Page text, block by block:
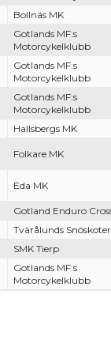
Bollnäs MK
Gotlands MF:s
Motorcykelklubb
Gotlands MF:s
Motorcykelklubb
Gotlands MF:s
Motorcykelklubb
Hallsbergs MK
Folkare MK
Eda MK
Gotland Enduro
Tvärålunds
SMK Tierp
Gotlands MF:s
Motorcykelklubb